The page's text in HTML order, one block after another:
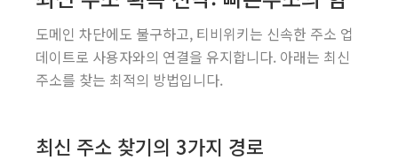
도메인 차단에도 불구하고, 티비위키는 신속한 주소 업
데이트로 사용자와의 연결을 유지합니다. 아래는 최신
주소를 찾는 최적의 방법입니다.
최신 주소 찾기의 3가지 경로